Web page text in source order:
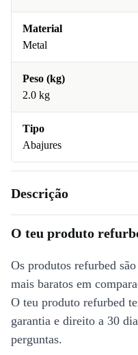
Material
Metal
Peso (kg)
2.0 kg
Tipo
Abajures
Descrição
O teu produto
Os produtos refurbed
mais baratos em
O teu produto refurbed
garantia e direito a 30
perguntas.